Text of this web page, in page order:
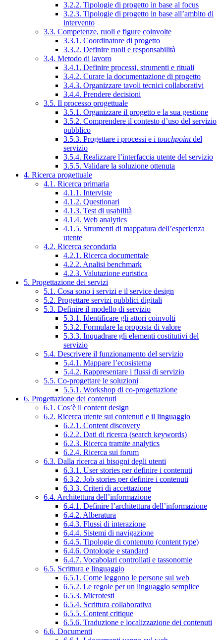
3.2.2. Tipologie di progetto in base al focus
3.2.3. Tipologie di progetto in base all’ambito di
intervento
3.3. Competenze, ruoli e figure coinvolte
3.3.1. Coordinatore di progetto
3.3.2. Definire ruoli e responsabilità
3.4. Metodo di lavoro
3.4.1. Definire processi, strumenti e rituali
3.4.2. Curare la documentazione di progetto
3.4.3. Organizzare tavoli tecnici collaborativi
3.4.4. Prendere decisioni
3.5. Il processo progettuale
3.5.1. Organizzare il progetto e la sua gestione
3.5.2. Comprendere il contesto d’uso del servizio
pubblico
3.5.3. Progettare i processi e i touchpointdel
servizio
3.5.4. Realizzare l’interfaccia utente del servizio
3.5.5. Validare la soluzione ottenuta
4. Ricerca progettuale
4.1. Ricerca primaria
4.1.1. Interviste
4.1.2. Questionari
4.1.3. Test di usabilità
4.1.4. Web analytics
4.1.5. Strumenti di mappatura dell’esperienza
utente
4.2. Ricerca secondaria
4.2.1. Ricerca documentale
4.2.2. Analisi benchmark
4.2.3. Valutazione euristica
5. Progettazione dei servizi
5.1. Cosa sono i servizi e il service design
5.2. Progettare servizi pubblici digitali
5.3. Definire il modello di servizio
5.3.1. Identificare gli attori coinvolti
5.3.2. Formulare la proposta di valore
5.3.3. Inquadrare gli elementi costitutivi del
servizio
5.4. Descrivere il funzionamento del servizio
5.4.1. Mappare l’ecosistema
5.4.2. Rappresentare i flussi di servizio
5.5. Co-progettare le soluzioni
5.5.1. Workshop di co-progettazione
6. Progettazione dei contenuti
6.1. Cos’è il content design
6.2. Ricerca utente sui contenuti e il linguaggio
6.2.1. Content discovery
6.2.2. Dati di ricerca (search keywords)
6.2.3. Ricerca tramite analytics
6.2.4. Ricerca sui forum
6.3. Dalla ricerca ai bisogni degli utenti
6.3.1. User stories per definire i contenuti
6.3.2. Job stories per definire i contenuti
6.3.3. Criteri di accettazione
6.4. Architettura dell’informazione
6.4.1. Definire l’architettura dell’informazione
6.4.2. Alberatura
6.4.3. Flussi di interazione
6.4.4. Sistemi di navigazione
6.4.5. Tipologie di contenuto (content type)
6.4.6. Ontologie e standard
6.4.7. Vocabolari controllati e tassonomie
6.5. Scrittura e linguaggio
6.5.1. Come leggono le persone sul web
6.5.2. Le regole per un linguaggio semplice
6.5.3. Microtesti
6.5.4. Scrittura collaborativa
6.5.5. Content critique
6.5.6. Traduzione e localizzazione dei contenuti
6.6. Documenti